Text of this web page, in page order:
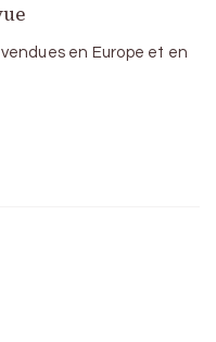
en Europe et en